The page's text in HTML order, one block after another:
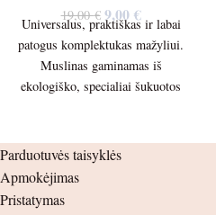
19,00€ 9,00 €
Universalus, praktiškas ir labai
patogus komplektukas mažyliui.
Muslinas gaminamas iš
ekologiško, specialiai šukuotos
audinys, kurio tankis – 130 g/m².
Idealiai tinka jautriai kūdikio odai
– kuo daugiau skalbiamas, tuo
minkštesnis tampa.
Parduotuvės taisyklės
Apmokėjimas
Pristatymas